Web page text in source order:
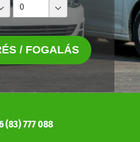
0
/ FOGALÁS
(83) 777 088